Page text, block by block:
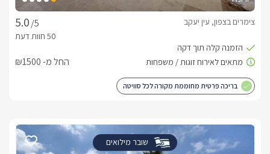
/5
צימרים בצפון, עין יעקב
החל מ- ₪1500
בריכה פרטית מחוממת מקורה לכל סוויטה
שובר מילואים